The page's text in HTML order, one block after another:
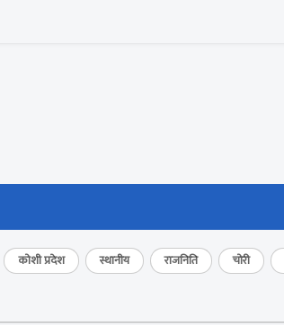
कोशी प्रदेश स्थानीय राजनिति चोरी